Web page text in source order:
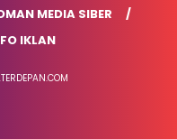
MEDIA SIBER
IKLAN